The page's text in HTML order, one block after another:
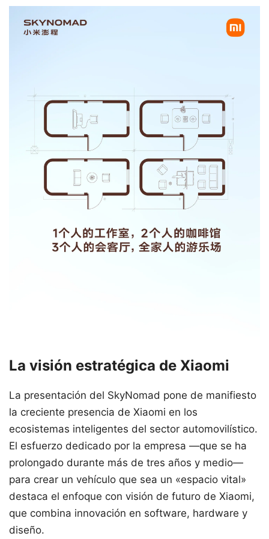
La visión estratégica de Xiaomi
La presentación del SkyNomad pone de manifiesto
la creciente presencia de Xiaomi en los
ecosistemas inteligentes del sector automovilístico.
El esfuerzo dedicado por la empresa —que se ha
prolongado durante más de tres años y medio—
para crear un vehículo que sea un «espacio vital»
destaca el enfoque con visión de futuro de Xiaomi,
que combina innovación en software, hardware y
diseño.